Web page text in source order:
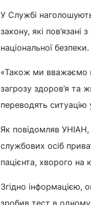
У Службі
закону, які
національної безпеки.
«Також ми вважаємо
загрозу здоров’я та
переводять
Як повідомляв
службових осіб
пацієнта, хворого на
Згідно інформацією,